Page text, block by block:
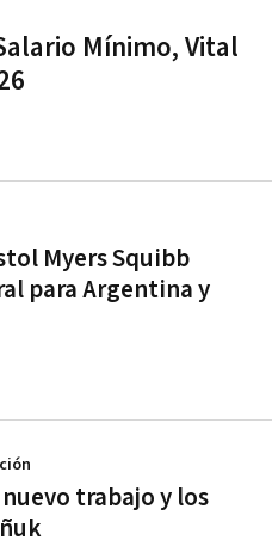
Mínimo, Vital
Myers Squibb
para Argentina y
trabajo y los